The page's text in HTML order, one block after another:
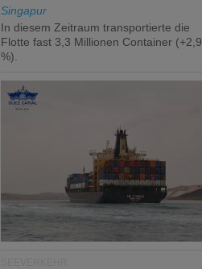
Singapur
In diesem Zeitraum transportierte die
Flotte fast 3,3 Millionen Container (+2,9
%).